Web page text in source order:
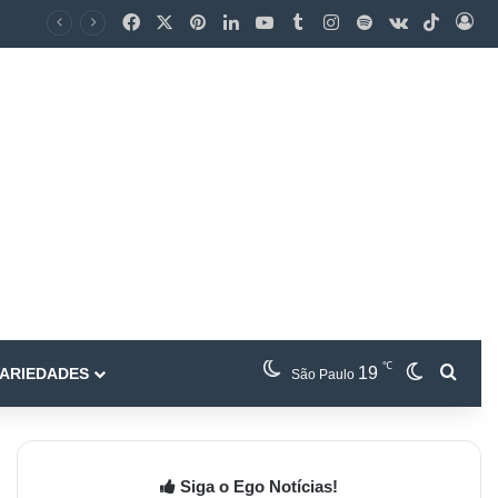
São Paulo 19 ℃
Siga o Ego Notícias!